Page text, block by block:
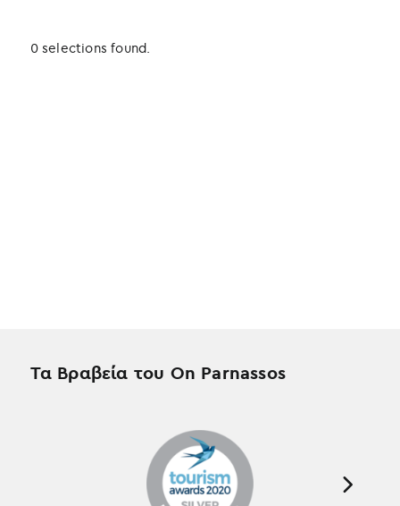
0 selections found.
Τα Βραβεία του On Parnassos